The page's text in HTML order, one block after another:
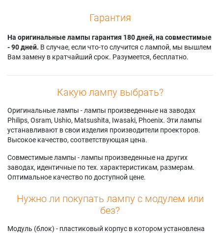
Гарантия
На оригинальные лампы гарантия 180 дней, на совместимые
- 90 дней. В случае, если что-то случится с лампой, мы вышлем
Вам замену в кратчайший срок. Разумеется, бесплатно.
Какую лампу выбрать?
Оригинальные лампы - лампы произведенные на заводах
Philips, Osram, Ushio, Matsushita, Iwasaki, Phoenix. Эти лампы
устанавливают в свои изделия производители проекторов.
Высокое качество, соответствующая цена.
Совместимые лампы - лампы произведенные на других
заводах, идентичные по тех. характеристикам, размерам.
Оптимальное качество по доступной цене.
Нужно ли покупать лампу с модулем или
без?
Модуль (блок) - пластиковый корпус в котором установлена